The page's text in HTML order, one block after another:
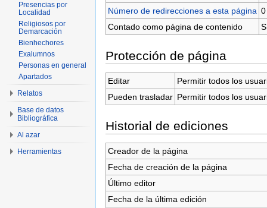
Número de redirecciones a esta página 0
Contado como página de contenido
Protección de página
Editar
Permitir todos los
Pueden trasladar Permitir todos los
Historial de ediciones
Creador de la página
Fecha de creación de la página
Último editor
Fecha de la última edición
Presencias por
Localidad
Religiosos por
Demarcación
Bienhechores
Exalumnos
Personas en general
Apartados
Relatos
Base de datos
Bibliográfica
Al azar
Herramientas